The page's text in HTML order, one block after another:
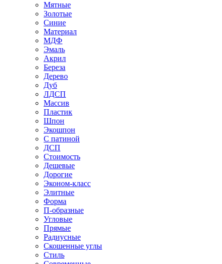
Мятные
Золотые
Синие
Материал
МДФ
Эмаль
Акрил
Береза
Дерево
Дуб
ЛДСП
Массив
Пластик
Шпон
Экошпон
С патиной
ДСП
Стоимость
Дешевые
Дорогие
Эконом-класс
Элитные
Форма
П-образные
Угловые
Прямые
Радиусные
Скошенные углы
Стиль